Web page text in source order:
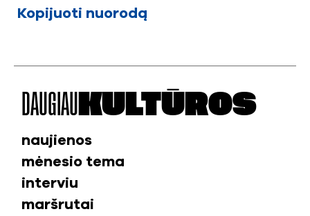
Kopijuoti nuorodą
DAUGIAU KULTŪROS
naujienos
mėnesio tema
interviu
maršrutai